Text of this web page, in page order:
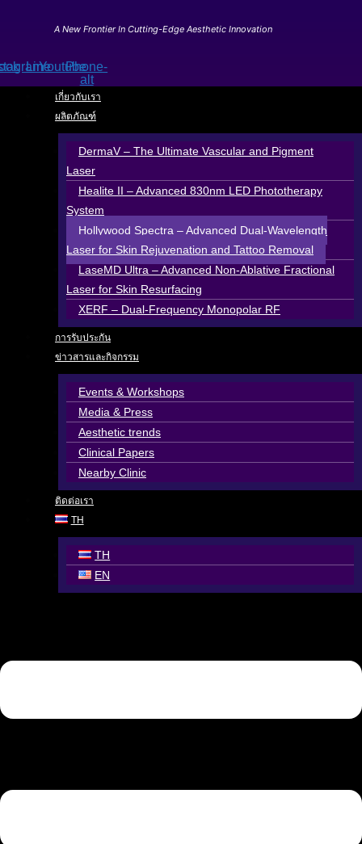
A New Frontier In Cutting-Edge Aesthetic Innovation
LineYoutubePhone-
alt
เกี่ยวกับเรา
ผลิตภัณฑ์
DermaV – The Ultimate Vascular and Pigment
Laser
Healite II – Advanced 830nm LED Phototherapy
System
Hollywood Spectra – Advanced Dual-Wavelength
Laser for Skin Rejuvenation and Tattoo Removal
LaseMD Ultra – Advanced Non-Ablative Fractional
Laser for Skin Resurfacing
XERF – Dual-Frequency Monopolar RF
การรับประกัน
ข่าวสารและกิจกรรม
Events & Workshops
Media & Press
Aesthetic trends
Clinical Papers
Nearby Clinic
ติดต่อเรา
TH
TH
EN